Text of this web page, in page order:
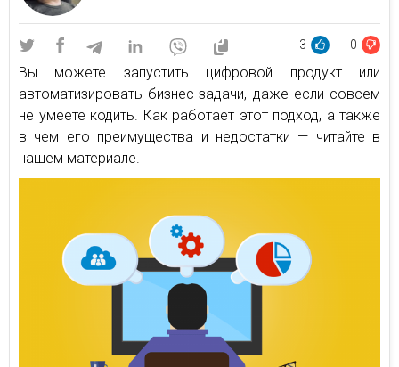
3 0
Вы можете запустить цифровой продукт или
автоматизировать бизнес-задачи, даже если совсем
не умеете кодить. Как работает этот подход, а также
в чем его преимущества и недостатки — читайте в
нашем материале.